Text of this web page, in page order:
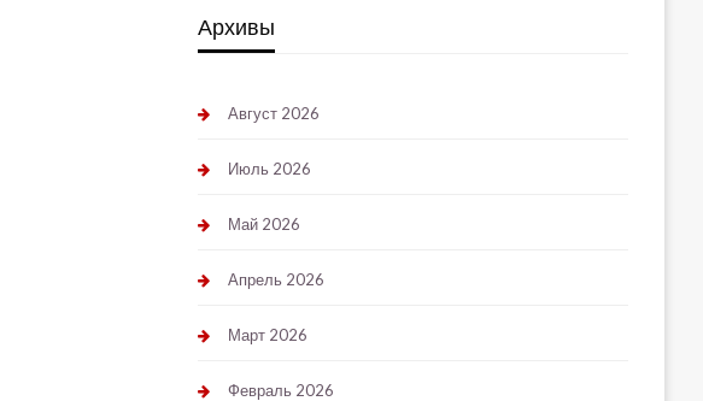
Архивы
Август 2026
Июль 2026
Май 2026
Апрель 2026
Март 2026
Февраль 2026